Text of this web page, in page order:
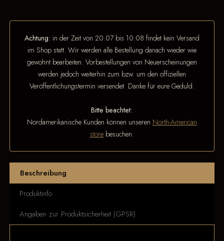
Achtung: in der Zeit von 20.07 bis 10.08 findet kein Versand
im Shop statt. Wir werden alle Bestellung danach wieder wie
gewohnt bearbeiten. Vorbestellungen von Neuerscheinungen
werden jedoch weiterhin zum bzw. um den offiziellen
Veröffentlichungstermin versendet. Danke für eure Geduld.
Bitte beachtet:
Nordamerikanische Kunden können unseren North-American
storebesuchen.
Beschreibung
Produktinfo
Angaben zur Produktsicherheit (GPSR)